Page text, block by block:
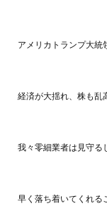
アメリカトランプ大統
経済が大揺れ、株も乱
我々零細業者は見守る
早く落ち着いてくれる